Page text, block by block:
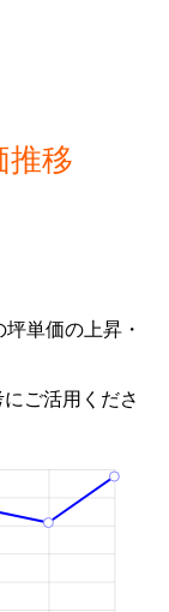
推移
単価の上昇・
ご活用くださ